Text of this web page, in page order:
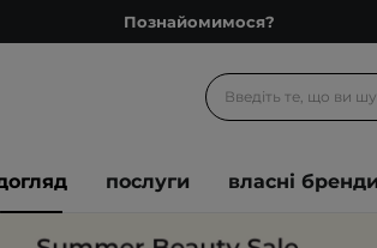
Познайомимося?
Подарункові картки
Рекомендуй нас і отримуй ще більше балів
Запитай косметолога
послуги власні бренди